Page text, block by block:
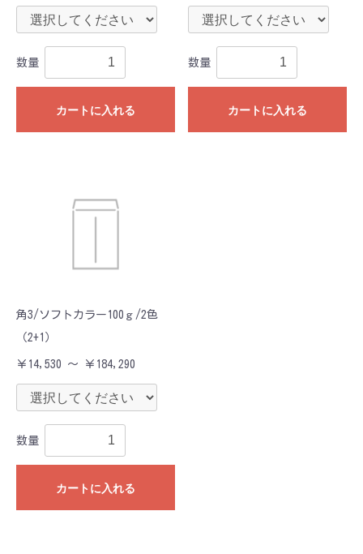
数量
カートに入れる
数量
カートに入れる
角3/ソフトカラー100ｇ/2色
（2+1）
￥14,530 ～ ￥184,290
数量
カートに入れる